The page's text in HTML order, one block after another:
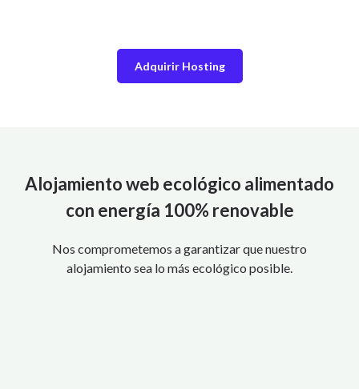
Adquirir Hosting
Alojamiento web ecológico alimentado
con energía 100% renovable
Nos comprometemos a garantizar que nuestro
alojamiento sea lo más ecológico posible.